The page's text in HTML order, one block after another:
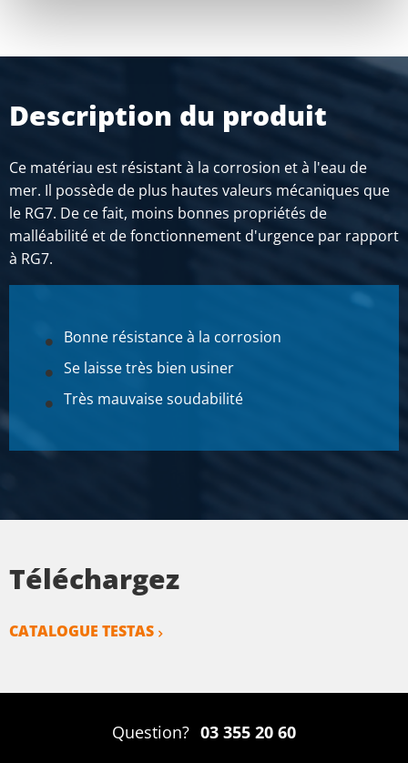
Description du produit
Ce matériau est résistant à la corrosion et à l'eau de
mer. Il possède de plus hautes valeurs mécaniques que
le RG7. De ce fait, moins bonnes propriétés de
malléabilité et de fonctionnement d'urgence par rapport
à RG7.
Bonne résistance à la corrosion
Se laisse très bien usiner
Très mauvaise soudabilité
Téléchargez
CATALOGUE TESTAS
Question? 03 355 20 60